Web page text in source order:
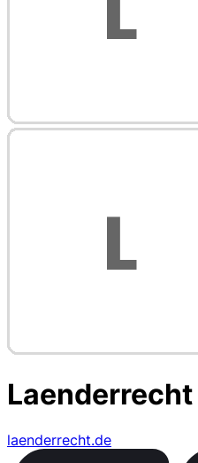
Laenderrecht
laenderrecht.de